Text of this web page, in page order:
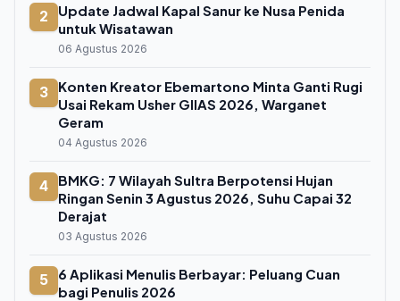
2
Update Jadwal Kapal Sanur ke Nusa Penida
untuk Wisatawan
06 Agustus 2026
3
Konten Kreator Ebemartono Minta Ganti Rugi
Usai Rekam Usher GIIAS 2026, Warganet
Geram
04 Agustus 2026
4
BMKG: 7 Wilayah Sultra Berpotensi Hujan
Ringan Senin 3 Agustus 2026, Suhu Capai 32
Derajat
03 Agustus 2026
5
6 Aplikasi Menulis Berbayar: Peluang Cuan
bagi Penulis 2026